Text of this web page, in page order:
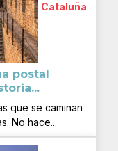
Cataluña
postal
que se caminan
No hace...